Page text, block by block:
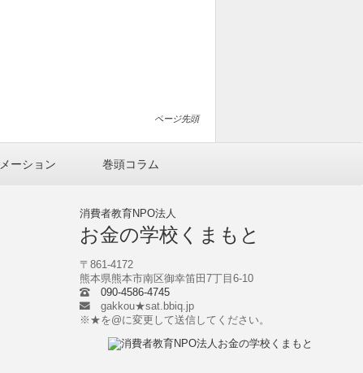
ページ先頭
ーション 巻頭コラム
消費者教育NPO法人
お金の学校くまもと
〒861-4172
熊本県熊本市南区御幸笛田7丁目6-10
090-4586-4745
gakkou★sat.bbiq.jp
※★を@に変更して送信してください。